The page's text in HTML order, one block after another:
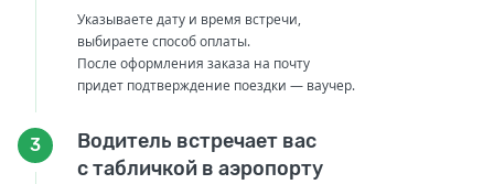
Указываете дату и время встречи,
выбираете способ оплаты.
После оформления заказа на почту
придет подтверждение поездки — ваучер.
3
Водитель встречает вас
с табличкой в аэропорту